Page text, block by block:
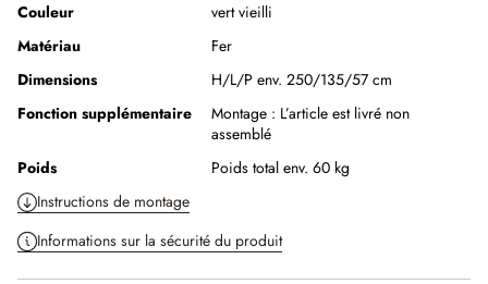
Couleur
vert vieilli
Matériau
Fer
Dimensions
H/L/P env. 250/135/57 cm
Fonction supplémentaire
Montage : L’article est livré non
assemblé
Poids
Poids total env. 60 kg
Instructions de montage
Informations sur la sécurité du produit